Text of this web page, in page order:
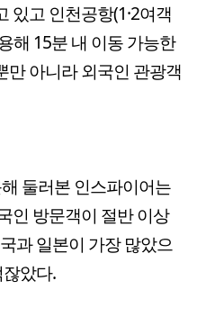
있고 인천공항(1·2여객
해 15분 내 이동 가능한
만 아니라 외국인 관광객
둘러본 인스파이어는
인 방문객이 절반 이상
과 일본이 가장 많았으
았다.